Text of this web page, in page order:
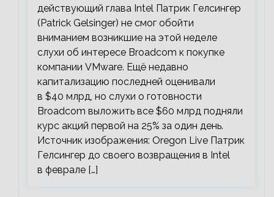
действующий глава Intel Патрик Гелсингер
(Patrick Gelsinger) не смог обойти
вниманием возникшие на этой неделе
слухи об интересе Broadcom к покупке
компании VMware. Ещё недавно
капитализацию последней оценивали
в $40 млрд, но слухи о готовности
Broadcom выложить все $60 млрд подняли
курс акций первой на 25% за один день.
Источник изображения: Oregon Live Патрик
Гелсингер до своего возвращения в Intel
в феврале […]